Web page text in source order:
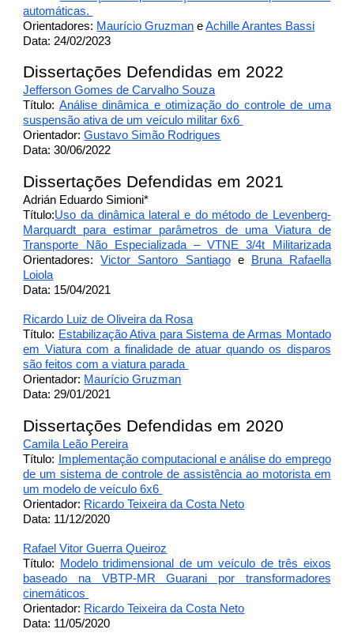
automáticas.
Orientadores: Maurício Gruzman e Achille Arantes Bassi
Data: 24/02/2023
Dissertações Defendidas em 2022
Jefferson Gomes de Carvalho Souza
Título: Análise dinâmica e otimização do controle de uma
suspensão ativa de um veículo militar 6x6
Orientador: Gustavo Simão Rodrigues
Data: 30/06/2022
Dissertações Defendidas em 2021
Adrián Eduardo Simioni*
Título:Uso da dinâmica lateral e do método de Levenberg-
Marquardt para estimar parâmetros de uma Viatura de
Transporte Não Especializada – VTNE 3/4t Militarizada
Orientadores:
Victor Santoro Santiagoe
Bruna Rafaella
Loiola
Data: 15/04/2021
Ricardo Luiz de Oliveira da Rosa
Título: Estabilização Ativa para Sistema de Armas Montado
em Viatura com a finalidade de atuar quando os disparos
são feitos com a viatura parada
Orientador: Maurício Gruzman
Data: 29/01/2021
Dissertações Defendidas em 2020
Camila Leão Pereira
Título:
Implementação computacional e análise do emprego
de um sistema de controle de assistência ao motorista em
um modelo de veículo 6x6
Orientador: Ricardo Teixeira da Costa Neto
Data: 11/12/2020
Rafael Vitor Guerra Queiroz
Título:
Modelo tridimensional de um veículo de três eixos
baseado na VBTP-MR Guarani por transformadores
cinemáticos
Orientador: Ricardo Teixeira da Costa Neto
Data: 11/05/2020